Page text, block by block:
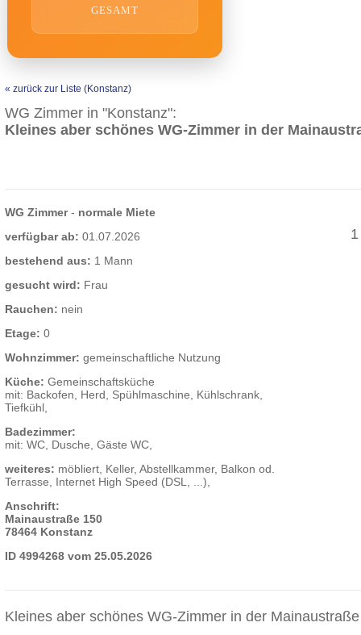
GESAMT
« zurück zur Liste (Konstanz)
WG Zimmer in "Konstanz":
Kleines aber schönes WG-Zimmer in der
WG Zimmer- normale Miete
verfügbar ab: 01.07.2026
bestehend aus: 1 Mann
gesucht wird: Frau
Rauchen: nein
Etage: 0
Wohnzimmer: gemeinschaftliche Nutzung
Küche: Gemeinschaftsküche
mit: Backofen, Herd, Spühlmaschine, Kühlschrank,
Tiefkühl,
Badezimmer:
mit: WC, Dusche, Gäste WC,
weiteres: möbliert, Keller, Abstellkammer, Balkon od.
Terrasse, Internet High Speed (DSL, ...),
Anschrift:
Mainaustraße 150
78464 Konstanz
ID 4994268 vom 25.05.2026
Kleines aber schönes WG-Zimmer in der Mainaustraße